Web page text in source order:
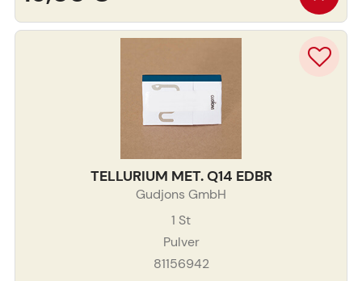
TELLURIUM MET. Q14 EDBR
Gudjons GmbH
1 St
Pulver
81156942